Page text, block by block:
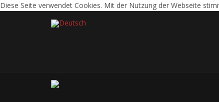
Diese Seite verwendet Cookies. Mit der Nutzung der Webseite
Deutsch